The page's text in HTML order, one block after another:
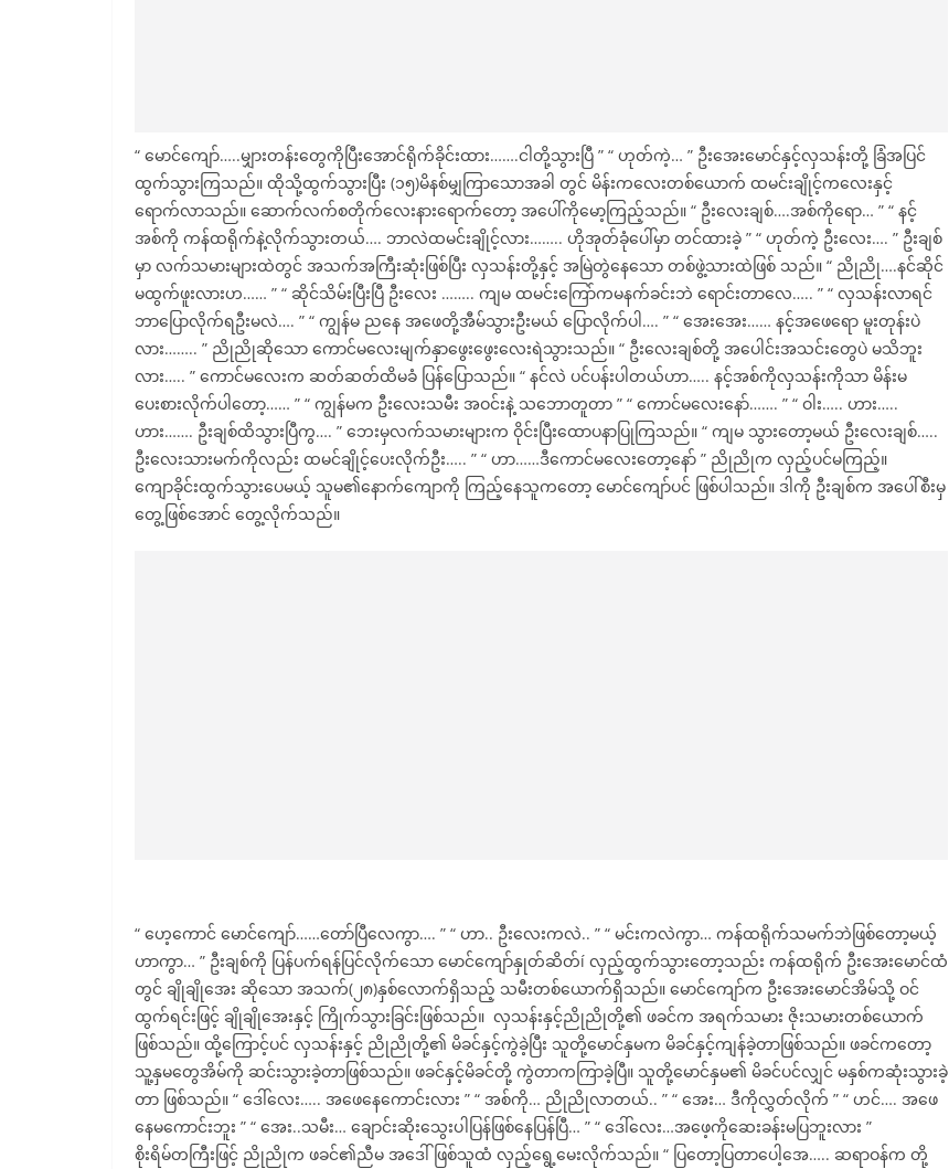
“ မောင်ကျော်…..မျှားတန်းတွေကိုပြီးအောင်ရိုက်ခိုင်းထား…….ငါတို့သွားပြီ ” “ ဟုတ်ကဲ့… ” ဦးအေးမောင်နှင့်လှသန်းတို့ ခြံအပြင်
ထွက်သွားကြသည်။ ထိုသို့ထွက်သွားပြီး (၁၅)မိနစ်မျှကြာသောအခါ တွင် မိန်းကလေးတစ်ယောက် ထမင်းချိုင့်ကလေးနှင့်
ရောက်လာသည်။ ဆောက်လက်စတိုက်လေးနားရောက်တော့ အပေါ်ကိုမော့ကြည့်သည်။ “ ဦးလေးချစ်….အစ်ကိုရော… ” “ နင့်
အစ်ကို ကန်ထရိုက်နဲ့လိုက်သွားတယ်…. ဘာလဲထမင်းချိုင့်လား…….. ဟိုအုတ်ခုံပေါ်မှာ တင်ထားခဲ့ ” “ ဟုတ်ကဲ့ ဦးလေး…. ” ဦးချစ်
မှာ လက်သမားများထဲတွင် အသက်အကြီးဆုံးဖြစ်ပြီး လှသန်းတို့နှင့် အမြဲတွဲနေသော တစ်ဖွဲ့သားထဲဖြစ် သည်။ “ ညိုညို….နင်ဆိုင်
မထွက်ဖူးလားဟ…… ” “ ဆိုင်သိမ်းပြီးပြီ ဦးလေး …….. ကျမ ထမင်းကြော်ကမနက်ခင်းဘဲ ရောင်းတာလေ….. ” “ လှသန်းလာရင်
ဘာပြောလိုက်ရဦးမလဲ…. ” “ ကျွန်မ ညနေ အဖေတို့အီမ်သွားဦးမယ် ပြောလိုက်ပါ…. ” “ အေးအေး…… နင့်အဖေရော မူးတုန်းပဲ
လား…….. ” ညိုညိုဆိုသော ကောင်မလေးမျက်နှာဖွေးဖွေးလေးရဲသွားသည်။ “ ဦးလေးချစ်တို့ အပေါင်းအသင်းတွေပဲ မသိဘူး
လား….. ” ကောင်မလေးက ဆတ်ဆတ်ထိမခံ ပြန်ပြောသည်။ “ နင်လဲ ပင်ပန်းပါတယ်ဟာ….. နင့်အစ်ကိုလှသန်းကိုသာ မိန်းမ
ပေးစားလိုက်ပါတော့…… ” “ ကျွန်မက ဦးလေးသမီး အဝင်းနဲ့ သဘောတူတာ ” “ ကောင်မလေးနော်……. ” “ ဝါး….. ဟား…..
ဟား……. ဦးချစ်ထိသွားပြီကွ…. ” ဘေးမှလက်သမားများက ဝိုင်းပြီးထောပနာပြုကြသည်။ “ ကျမ သွားတော့မယ် ဦးလေးချစ်…..
ဦးလေးသားမက်ကိုလည်း ထမင်ချိုင့်ပေးလိုက်ဦး….. ” “ ဟာ……ဒီကောင်မလေးတော့နော် ” ညိုညိုက လှည့်ပင်မကြည့်။
ကျောခိုင်းထွက်သွားပေမယ့် သူမ၏နောက်ကျောကို ကြည့်နေသူကတော့ မောင်ကျော်ပင် ဖြစ်ပါသည်။ ဒါကို ဦးချစ်က အပေါ်စီးမှ
တွေ့ဖြစ်အောင် တွေ့လိုက်သည်။
“ ဟေ့ကောင် မောင်ကျော်……တော်ပြီလေကွာ…. ” “ ဟာ.. ဦးလေးကလဲ.. ” “ မင်းကလဲကွာ… ကန်ထရိုက်သမက်ဘဲဖြစ်တော့မယ့်
ဟာကွာ… ” ဦးချစ်ကို ပြန်ပက်ရန်ပြင်လိုက်သော မောင်ကျော်နှုတ်ဆိတ်í လှည့်ထွက်သွားတော့သည်း ကန်ထရိုက် ဦးအေးမောင်ထံ
တွင် ချိုချိုအေး ဆိုသော အသက်(၂၈)နှစ်လောက်ရှိသည့် သမီးတစ်ယောက်ရှိသည်။ မောင်ကျော်က ဦးအေးမောင်အိမ်သို့ ဝင်
ထွက်ရင်းဖြင့် ချိုချိုအေးနှင့် ကြိုက်သွားခြင်းဖြစ်သည်။ လှသန်းနှင့်ညိုညိုတို့၏ ဖခင်က အရက်သမား ဇိုးသမားတစ်ယောက်
ဖြစ်သည်။ ထို့ကြောင့်ပင် လှသန်းနှင့် ညိုညိုတို့၏ မိခင်နှင့်ကွဲခဲ့ပြီး သူတို့မောင်နှမက မိခင်နှင့်ကျန်ခဲ့တာဖြစ်သည်။ ဖခင်ကတော့
သူ့နှမတွေအိမ်ကို ဆင်းသွားခဲ့တာဖြစ်သည်။ ဖခင်နှင့်မိခင်တို့ ကွဲတာကကြာခဲ့ပြီ။ သူတို့မောင်နှမ၏ မိခင်ပင်လျှင် မနှစ်ကဆုံးသွားခဲ့
တာ ဖြစ်သည်။ “ ဒေါ်လေး….. အဖေနေကောင်းလား ” “ အစ်ကို… ညိုညိုလာတယ်.. ” “ အေး… ဒီကိုလွှတ်လိုက် ” “ ဟင်…. အဖေ
နေမကောင်းဘူး ” “ အေး..သမီး… ချောင်းဆိုးသွေးပါပြန်ဖြစ်နေပြန်ပြီ… ” “ ဒေါ်လေး…အဖေ့ကိုဆေးခန်းမပြဘူးလား ”
စိုးရိမ်တကြီးဖြင့် ညိုညိုက ဖခင်၏ညီမ အဒေါ်ဖြစ်သူထံ လှည့်ရွေ့မေးလိုက်သည်။ “ ပြတော့ပြတာပေါ့အေ….. ဆရာဝန်က တို့